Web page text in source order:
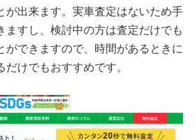
が出来ます。実車査定はないため手
ますし、検討中の方は査定だけでも
ができますので、時間があるときに
けでもおすすめです。